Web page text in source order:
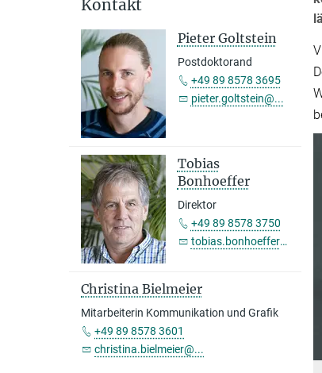
Kontakt
Pieter Goltstein
Postdoktorand
+49 89 8578 3695
pieter.goltstein@...
Tobias
Bonhoeffer
Direktor
+49 89 8578 3750
tobias.bonhoeffer@...
Christina Bielmeier
Mitarbeiterin Kommunikation und Grafik
+49 89 8578 3601
christina.bielmeier@...